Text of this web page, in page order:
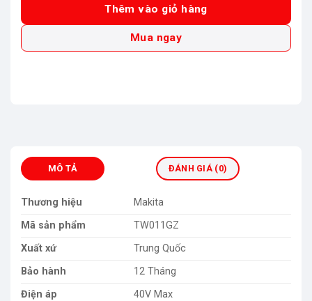
9.525.600 ₫.Thêm vào giỏ hàng
Mua ngay
MÔ TẢ ĐÁNH GIÁ (0)
Thương hiệu
Makita
Mã sản phẩm
TW011GZ
Xuất xứ
Trung Quốc
Bảo hành
12 Tháng
Điện áp
40V Max